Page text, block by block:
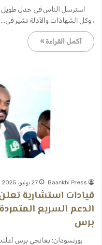
استرسل الناس فى جدل طويل من
، وكل الشهادات والأدلة تشير فى…
أكمل القراءة »
Baankhi Press 27 يوليو، 2025
قيادات استشارية
الدعم السريع
برس
بورتسودان: بعانخي برس